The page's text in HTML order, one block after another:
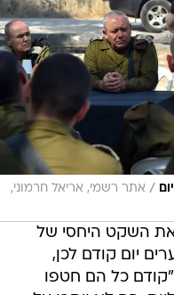
/ אתר רשמי, אריאל חרמוני,
את השקט היחסי של
יום קודם לכן,
"קודם כל הם חטפו